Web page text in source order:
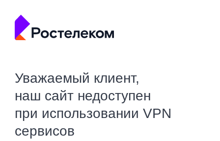
Уважаемый клиент,
наш сайт недоступен
при использовании VPN
сервисов